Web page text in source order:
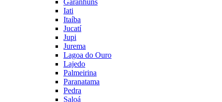
Garanhuns
Iati
Itaíba
Jucatí
Jupi
Jurema
Lagoa do Ouro
Lajedo
Palmeirina
Paranatama
Pedra
Saloá